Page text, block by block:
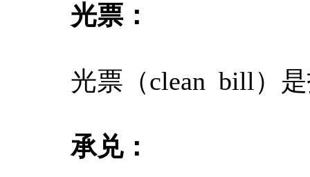
光票：
光票（clean bill）是
承兑：